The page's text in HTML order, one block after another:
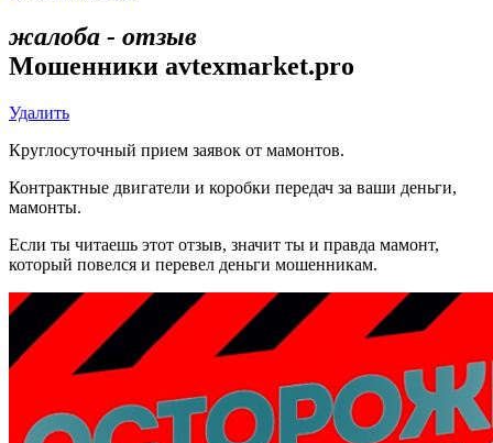
жалоба - отзыв
Мошенники avtexmarket.pro
Удалить
Круглосуточный прием заявок от мамонтов.
Контрактные двигатели и коробки передач за ваши деньги,
мамонты.
Если ты читаешь этот отзыв, значит ты и правда мамонт,
который повелся и перевел деньги мошенникам.